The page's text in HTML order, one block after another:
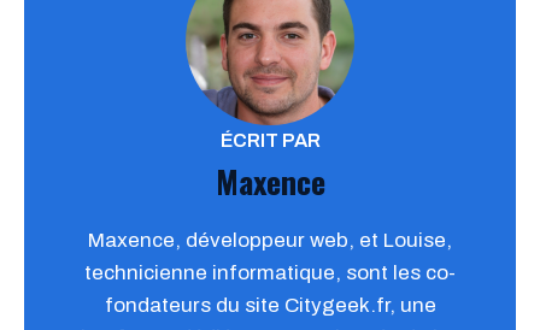
ÉCRIT PAR
Maxence
Maxence, développeur web, et Louise,
technicienne informatique, sont les co-
fondateurs du site Citygeek.fr, une